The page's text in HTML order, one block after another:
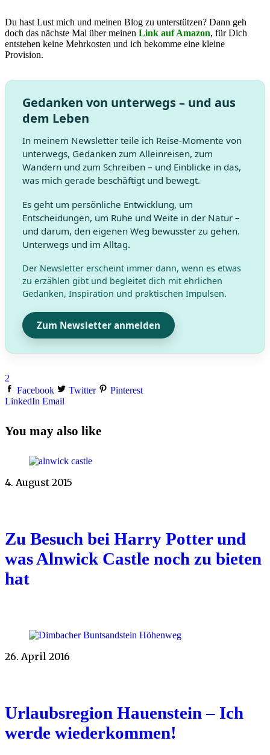
Du hast Lust mich und meinen Blog zu unterstützen? Dann geh
doch das nächste Mal über meinen Link auf Amazon, für Dich
entstehen keine Mehrkosten und ich bekomme eine kleine
Provision.
Gedanken von unterwegs – und aus
dem Leben
In meinem Newsletter teile ich Reise-Momente von
unterwegs, Gedanken zum Alleinreisen, zum
Wandern und zum Schreiben – und Einblicke in das,
was mich gerade beschäftigt und bewegt.
Es geht um persönliche Entwicklung, um
Entscheidungen, um Ruhe und Weite in der Natur –
und darum, den eigenen Weg bewusster zu gehen.
Unterwegs und im Alltag.
Der Newsletter erscheint immer dann, wenn es etwas
zu erzählen gibt und begleitet dich mit ehrlichen
Gedanken, Inspiration und praktischen Impulsen.
Zum Newsletter anmelden
2
Facebook
Twitter
Pinterest
LinkedIn Email
You may also like
4. August 2015
Zu Besuch bei Harry Potter und
was Alnwick Castle noch zu bieten
hat
26. April 2016
Urlaubsregion Hauenstein – Ich
werde wiederkommen!